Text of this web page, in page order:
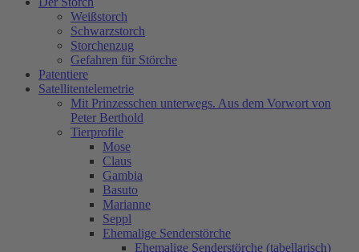
Weißstorch
Schwarzstorch
Storchenzug
Gefahren für Störche
Patentiere
Satellitentelemetrie
Mit Prinzesschen unterwegs. Aus dem Vorwort von
Peter Berthold
Tierprofile
Mose
Claus
Gambia
Basuto
Marianne
Seppl
Ehemalige Senderstörche
Ehemalige Senderstörche (tabellarisch)